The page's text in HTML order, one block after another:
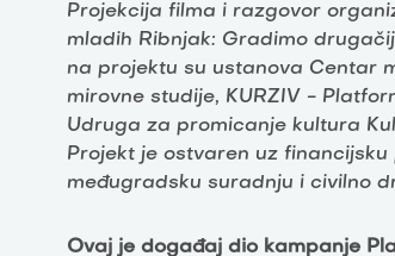
Projekcija filma i razgovor
mladih Ribnjak: Gradimo
na projektu su ustanova Centar
mirovne studije, KURZIV -
Udruga za promicanje kultura
Projekt je ostvaren uz
međugradsku suradnju i civilno
Ovaj je događaj dio kampanje